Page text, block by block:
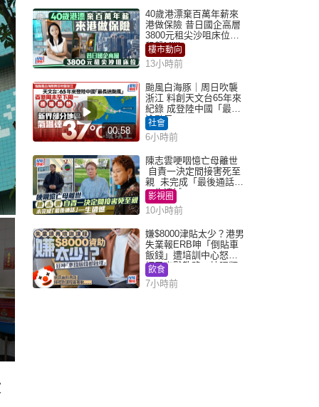
40歲港漂棄百萬年薪來
港做保險 昔日國企高層
3800元租尖沙咀床位｜
租盤Million
樓市動向
13小時前
00:58
颱風白海豚｜周日吹襲
浙江 料創天文台65年來
紀錄 成登陸中國「最長
途颱風」
社會
6小時前
陳志雲哽咽憶亡母離世
自責一決定間接害死至
親 未完成「最後通話」
一生遺憾
影視圈
10小時前
嫌$8000津貼太少？港男
失業報ERB呻「倒貼車
飯錢」遭培訓中心怒轟
網民幽默教路：揀呢類
課程唔會蝕...
飲食
7小時前